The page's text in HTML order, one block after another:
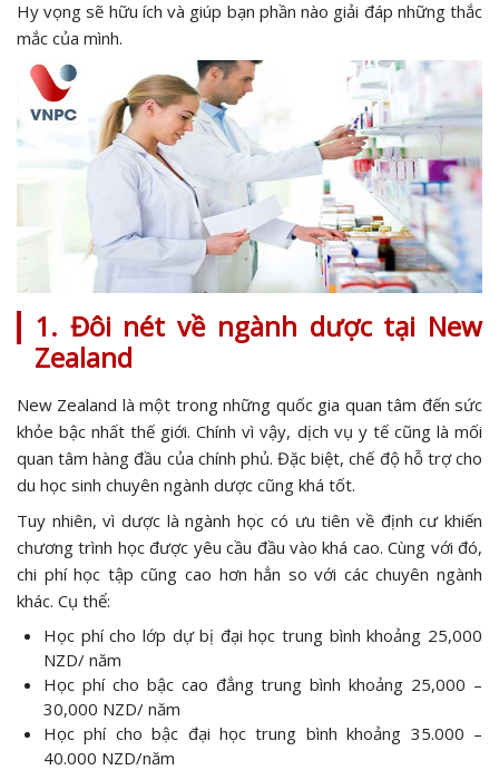
Hy vọng sẽ hữu ích và giúp bạn phần nào giải đáp những thắc
mắc của mình.
1. Đôi nét về ngành dược tại New
Zealand
New Zealand là một trong những quốc gia quan tâm đến sức
khỏe bậc nhất thế giới. Chính vì vậy, dịch vụ y tế cũng là mối
quan tâm hàng đầu của chính phủ. Đặc biệt, chế độ hỗ trợ cho
du học sinh chuyên ngành dược cũng khá tốt.
Tuy nhiên, vì dược là ngành học có ưu tiên về định cư khiến
chương trình học được yêu cầu đầu vào khá cao. Cùng với đó,
chi phí học tập cũng cao hơn hẳn so với các chuyên ngành
khác. Cụ thể:
Học phí cho lớp dự bị đại học trung bình khoảng 25,000
NZD/ năm
Học phí cho bậc cao đẳng trung bình khoảng 25,000 –
30,000 NZD/ năm
Học phí cho bậc đại học trung bình khoảng 35.000 –
40.000 NZD/năm